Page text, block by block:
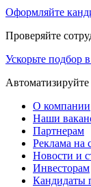
Оформляйте
Проверяйте
Ускорьте подбор
Автоматизируйте
О компании
Наши
Партнерам
Реклама на
Новости и
Инвесторам
Кандидаты